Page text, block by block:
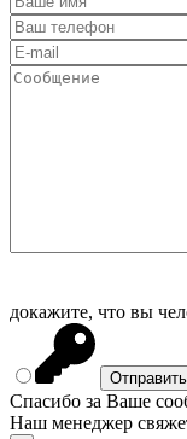
докажите, что вы
Спасибо за Ваше
Наш менеджер